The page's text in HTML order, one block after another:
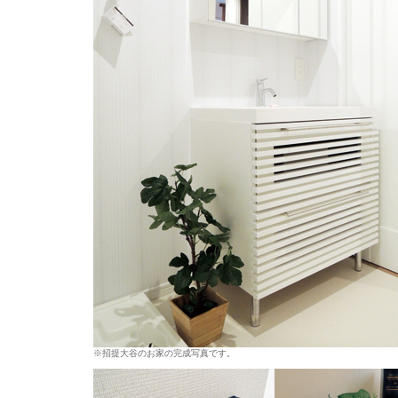
※招提大谷のお家の完成写真です。